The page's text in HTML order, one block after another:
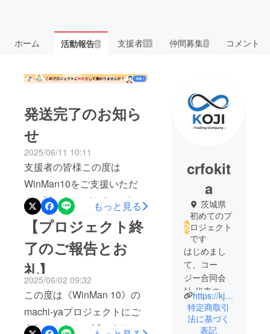
ホーム 活動報告2 支援者 11 仲間募集 1 コメント
発送完了のお知ら
せ
2025/06/11 10:11
支援者の皆様この度は
WinMan10をご支援いただ
き、誠にありがとうござい
ます。昨日をもって全ての
リターンの発送が完了して
おります。商品受け取りの
ほど、宜しくお願いしま
す。尚、製品のアフターサ
ポートは全て公式LINEにて
対応しております。何かお
もっと見る
【プロジェクト終
了のご報告とお
礼】
2025/06/02 09:32
この度は《WinMan 10》の
machi-yaプロジェクトにご
参加いただき、誠にありが
crfokit
a
茨城県
初めてのプ
ロジェクト
です
はじめまし
て、コー
ジー合同会
社 代表の沖
田です。
1987年生ま
れ、茨城県
https://kj-imp.com/
特定商取引
法に基づく
表記